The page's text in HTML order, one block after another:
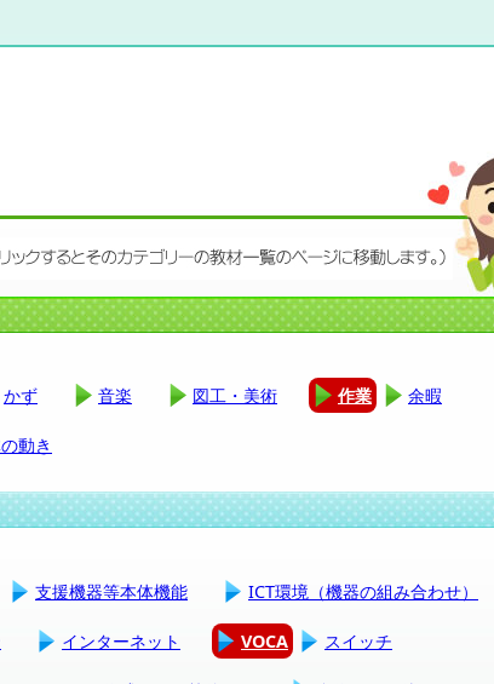
かず 音楽 図工・美術 作業 余暇
動き
支援機器等本体機能 ICT環境（機器の組み合わせ）
インターネット VOCA スイッチ